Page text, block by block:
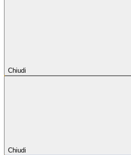
Chiudi
Chiudi